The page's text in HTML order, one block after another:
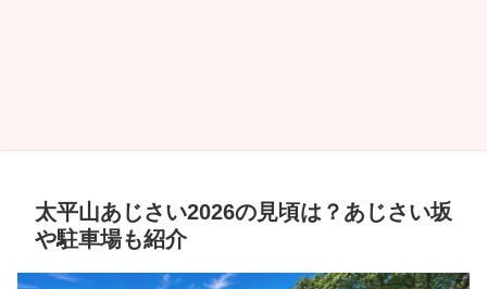
太平山あじさい2026の見頃は？あじさい坂
や駐車場も紹介